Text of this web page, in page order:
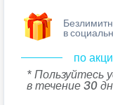
в
по
* Пользуйтесь
в течение 30